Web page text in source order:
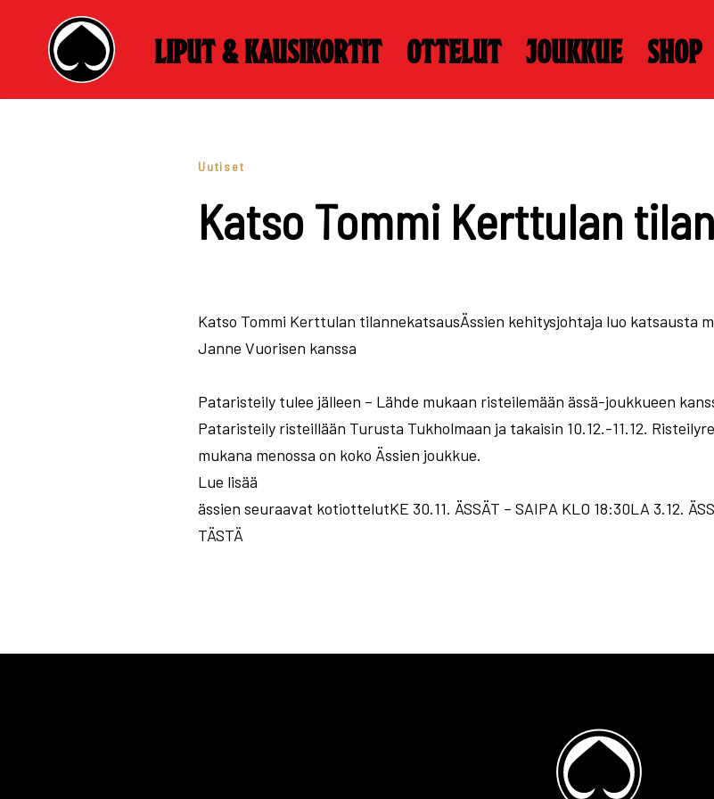
content
Liput & kausikortit Ottelut Joukkue Shop
Katso Tommi Kerttulan
Uutiset
Katso Tommi Kerttulan tilannekatsausÄssien kehitysjohtaja luo katsausta
Janne Vuorisen kanssa
Pataristeily tulee jälleen – Lähde mukaan risteilemään ässä-joukkueen
Pataristeily risteillään Turusta Tukholmaan ja takaisin 10.12.-11.12.
mukana menossa on koko Ässien joukkue.
Lue lisää
ässien seuraavat kotiottelutKE 30.11. ÄSSÄT – SAIPA KLO 18:30LA 3.12.
TÄSTÄ